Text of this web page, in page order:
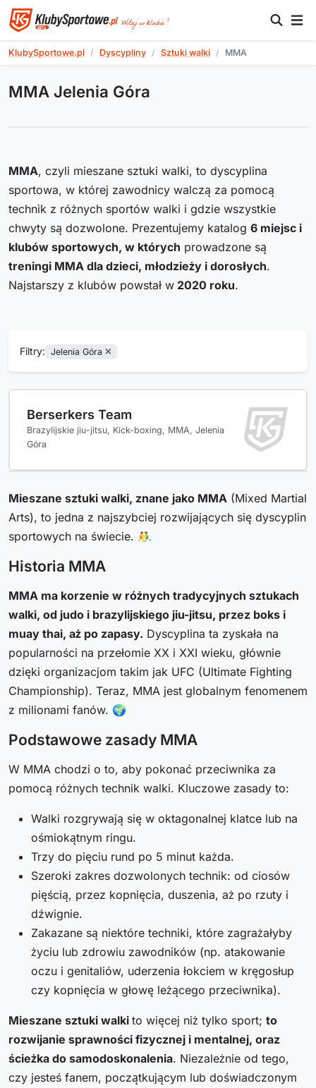
KlubySportowe.pl Dyscypliny Sztuki walki MMA
MMA Jelenia Góra
MMA, czyli mieszane sztuki walki, to dyscyplina
sportowa, w której zawodnicy walczą za pomocą
technik z różnych sportów walki i gdzie wszystkie
chwyty są dozwolone. Prezentujemy katalog 6 miejsc i
klubów sportowych, w których prowadzone są
treningi MMA dla dzieci, młodzieży i dorosłych.
Najstarszy z klubów powstał w 2020 roku.
Filtry: Jelenia Góra
Berserkers Team
Brazylijskie jiu-jitsu, Kick-boxing, MMA, Jelenia
Góra
Mieszane sztuki walki, znane jako MMA (Mixed Martial
Arts), to jedna z najszybciej rozwijających się dyscyplin
sportowych na świecie. 🤼‍♂️
Historia MMA
MMA ma korzenie w różnych tradycyjnych sztukach
walki, od judo i brazylijskiego jiu-jitsu, przez boks i
muay thai, aż po zapasy. Dyscyplina ta zyskała na
popularności na przełomie XX i XXI wieku, głównie
dzięki organizacjom takim jak UFC (Ultimate Fighting
Championship). Teraz, MMA jest globalnym fenomenem
z milionami fanów. 🌍
Podstawowe zasady MMA
W MMA chodzi o to, aby pokonać przeciwnika za
pomocą różnych technik walki. Kluczowe zasady to:
Walki rozgrywają się w oktagonalnej klatce lub na
ośmiokątnym ringu.
Trzy do pięciu rund po 5 minut każda.
Szeroki zakres dozwolonych technik: od ciosów
pięścią, przez kopnięcia, duszenia, aż po rzuty i
dźwignie.
Zakazane są niektóre techniki, które zagrażałyby
życiu lub zdrowiu zawodników (np. atakowanie
oczu i genitaliów, uderzenia łokciem w kręgosłup
czy kopnięcia w głowę leżącego przeciwnika).
Mieszane sztuki walki to więcej niż tylko sport; to
rozwijanie sprawności fizycznej i mentalnej, oraz
ścieżka do samodoskonalenia. Niezależnie od tego,
czy jesteś fanem, początkującym lub doświadczonym